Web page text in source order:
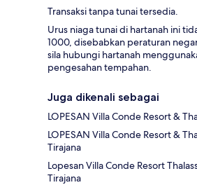
Transaksi tanpa tunai tersedia.
Urus niaga tunai di hartanah ini
1000, disebabkan peraturan
sila hubungi hartanah
pengesahan tempahan.
Juga dikenali sebagai
LOPESAN Villa Conde Resort &
LOPESAN Villa Conde Resort &
Tirajana
Lopesan Villa Conde Resort
Tirajana